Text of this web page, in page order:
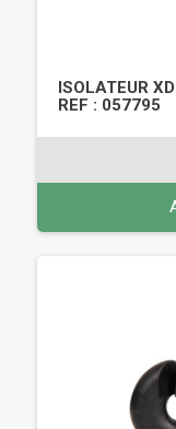
ISOLATEUR
REF : 057795